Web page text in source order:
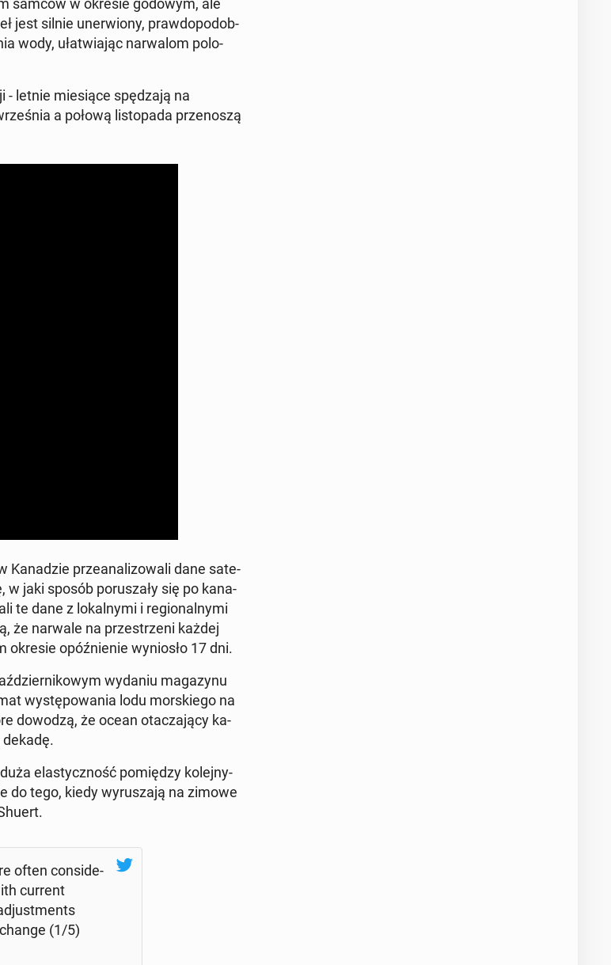
samców w okresie godowym, ale
jest silnie uner­wio­ny, praw­do­po­dob­
wody, uła­twia­jąc na­rwa­lom po­lo­
- letnie mie­sią­ce spę­dza­ją na
a połową li­sto­pa­da prze­no­szą
Ka­na­dzie prze­ana­li­zo­wa­li dane sa­te­
w jaki sposób po­ru­sza­ły się po ka­na­
te dane z lo­kal­ny­mi i re­gio­nal­ny­mi
że narwale na prze­strze­ni każdej
okresie opóź­nie­nie wy­nio­sło 17 dni.
wydaniu ma­ga­zy­nu
wy­stę­po­wa­nia lodu mor­skie­go na
dowodzą, że ocean ota­cza­ją­cy ka­
dekadę.
ela­stycz­ność po­mię­dzy ko­lej­ny­
do tego, kiedy wy­ru­sza­ją na zimowe
often con­si­de­
current
(1/5)